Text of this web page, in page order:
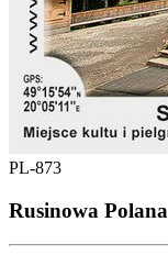
PL-873
Rusinowa Polana